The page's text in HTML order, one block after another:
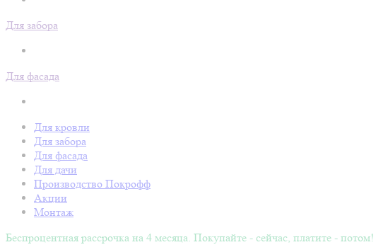
Для забора
Для фасада
Для кровли
Для забора
Для фасада
Для дачи
Производство Покрофф
Акции
Монтаж
Беспроцентная рассрочка на 4 месяца. Покупайте - сейчас, платите - потом!